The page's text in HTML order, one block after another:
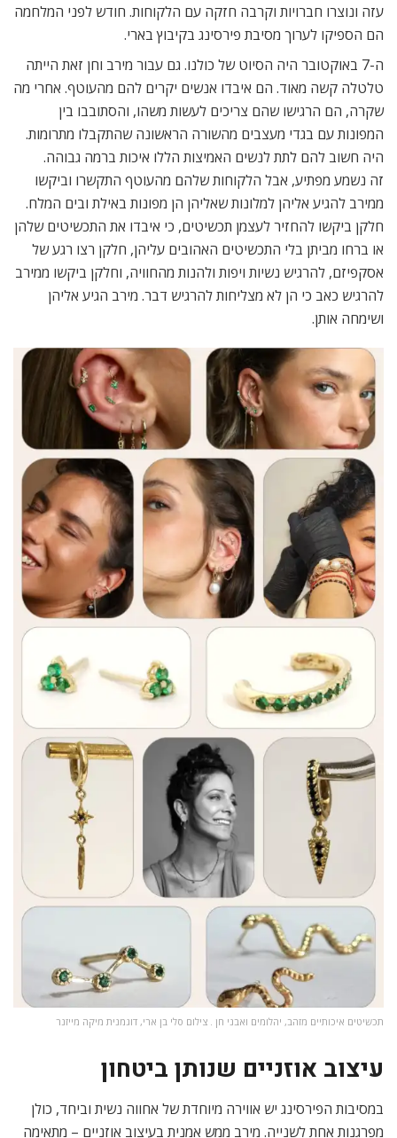
עזה ונוצרו חברויות וקרבה חזקה עם הלקוחות. חודש לפני המלחמה
הם הספיקו לערוך מסיבת פירסינג בקיבוץ בארי.
ה-7 באוקטובר היה הסיוט של כולנו. גם עבור מירב וחן זאת הייתה
טלטלה קשה מאוד. הם איבדו אנשים יקרים להם מהעוטף. אחרי מה
שקרה, הם הרגישו שהם צריכים לעשות משהו, והסתובבו בין
המפונות עם בגדי מעצבים מהשורה הראשונה שהתקבלו מתרומות.
היה חשוב להם לתת לנשים האמיצות הללו איכות ברמה גבוהה.
זה נשמע מפתיע, אבל הלקוחות שלהם מהעוטף התקשרו וביקשו
ממירב להגיע אליהן למלונות שאליהן הן מפונות באילת ובים המלח.
חלקן ביקשו להחזיר לעצמן תכשיטים, כי איבדו את התכשיטים שלהן
או ברחו מביתן בלי התכשיטים האהובים עליהן, חלקן רצו רגע של
אסקפיזם, להרגיש נשיות ויפות ולהנות מהחוויה, וחלקן ביקשו ממירב
להרגיש כאב כי הן לא מצליחות להרגיש דבר. מירב הגיע אליהן
ושימחה אותן.
תכשיטים איכותיים מזהב, יהלומים ואבני חן . צילום סלי בן ארי, דוגמנית מיקה מייזנר
עיצוב אוזניים שנותן ביטחון
במסיבות הפירסינג יש אווירה מיוחדת של אחווה נשית וביחד, כולן
מפרגנות אחת לשנייה. מירב ממש אמנית בעיצוב אוזניים – מתאימה